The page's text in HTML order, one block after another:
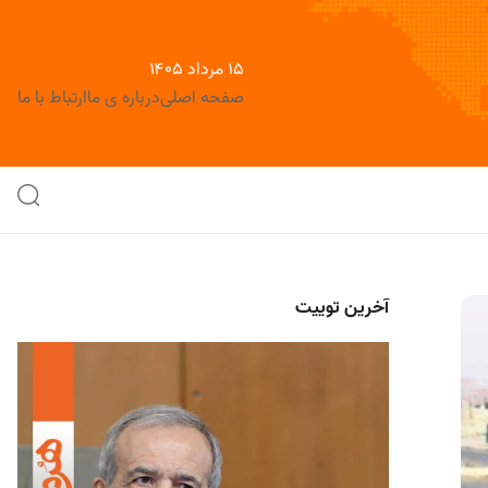
۱۵ مرداد ۱۴۰۵
صفحه اصلیدرباره ی ماارتباط با ما
آخرین توییت